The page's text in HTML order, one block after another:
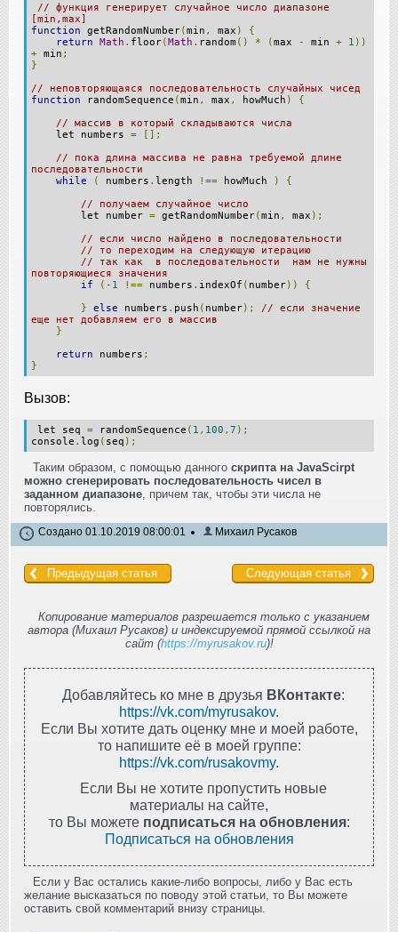
// функция генерирует случайное число диапазоне
[min,mах]
function getRandomNumber(min , max )
{
return
Math . floor(Math . random () * (max - min + 1 ))
+ min ;
}
// неповторяющаяся последовательность случайных чисед
function randomSequence (min , max , howMuch )
{
// массив в который складываются числа
let numbers =
[];
// пока длина массива не равна требуемой длине
последовательности
while
( numbers . length !== howMuch )
{
// получаем случайное число
let number = getRandomNumber(min , max );
// если число найдено в последовательности
// то переходим на следующую итерацию
// так как в последовательности нам не нужны
повторяющиеся значения
if
(- 1 !== numbers . indexOf ( number))
{
}
else numbers . push ( number);
// если значение
еще нет добавляем его в массив
}
return numbers ;
}
Вызов:
let seq = randomSequence ( 1 , 100 , 7 );
console . log ( seq );
Таким образом, с помощью данного скрипта на JavaScirpt
можно сгенерировать последовательность чисел в
заданном диапазоне, причем так, чтобы эти числа не
повторялись.
Создано 01.10.2019 08:00:01 Михаил Русаков
Предыдущая статья Следующая статья
Копирование материалов разрешается только с указанием
автора (Михаил Русаков) и индексируемой прямой ссылкой на
сайт (https://myrusakov.ru)!
Добавляйтесь ко мне в друзья ВКонтакте:
https://vk.com/myrusakov.
Если Вы хотите дать оценку мне и моей работе,
то напишите её в моей группе:
https://vk.com/rusakovmy.
Если Вы не хотите пропустить новые
материалы на сайте,
то Вы можете подписаться на обновления:
Подписаться на обновления
Если у Вас остались какие-либо вопросы, либо у Вас есть
желание высказаться по поводу этой статьи, то Вы можете
оставить свой комментарий внизу страницы.